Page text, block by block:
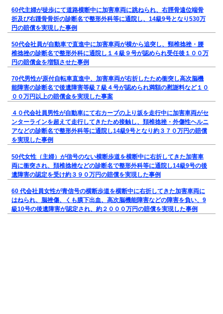
60代主婦が徒歩にて道路横断中に加害車両に跳ねられ、右脛骨遠位端骨
折及び右踵骨骨折の診断名で整形外科等に通院し、14級9号となり530万
円の賠償を実現した事例
50代会社員が自動車で直進中に加害車両が横から追突し、頸椎捻挫・腰
椎捻挫の診断名で整形外科に通院し１４級９号が認められ受任後１００万
円の賠償金を増額させた事例
70代男性が原付自転車直進中、加害車両が右折したため衝突し高次脳機
能障害の診断名で後遺障害等級７級４号が認められ満額の慰謝料など１０
００万円以上の賠償金を実現した事案
４０代会社員男性が自動車にて右カーブの上り坂を走行中に加害車両がセ
ンターラインを超えて走行してきたため接触し、頚椎捻挫・外傷性ヘルニ
アなどの診断名で整形外科等に通院し14級9号となり約３７０万円の賠償
を実現した事例
50代女性（主婦）が信号のない横断歩道を横断中に右折してきた加害車
両に衝突され、頚椎捻挫などの診断名で整形外科等に通院し14級9号の後
遺障害の認定を受け約３９０万円の賠償を実現した事例
60 代会社員女性が青信号の横断歩道を横断中に右折してきた加害車両に
はねられ、脳挫傷、くも膜下出血、高次脳機能障害などの障害を負い、9
級10号の後遺障害が認定され、約２０００万円の賠償を実現した事例